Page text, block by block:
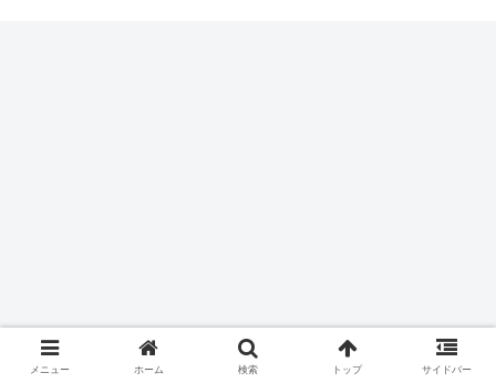
メニュー ホーム 検索 トップ サイドバー